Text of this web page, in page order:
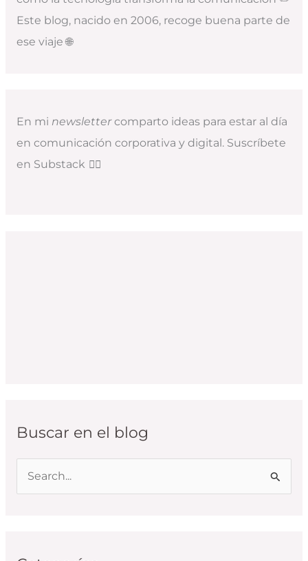
Este blog, nacido en 2006, recoge buena parte de
ese viaje 🌐
En mi newslettercomparto ideas para estar al día
en comunicación corporativa y digital. Suscríbete
en Substack 👇🏻
Buscar en el blog